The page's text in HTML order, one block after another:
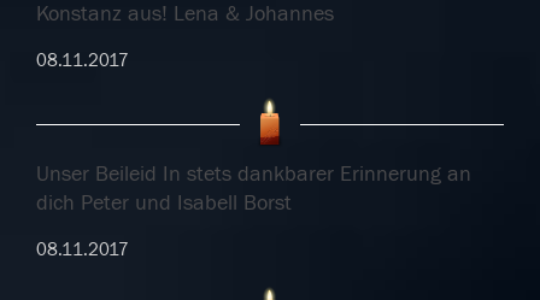
Konstanz aus! Lena & Johannes
08.11.2017
Unser Beileid In stets dankbarer Erinnerung an
dich Peter und Isabell Borst
08.11.2017